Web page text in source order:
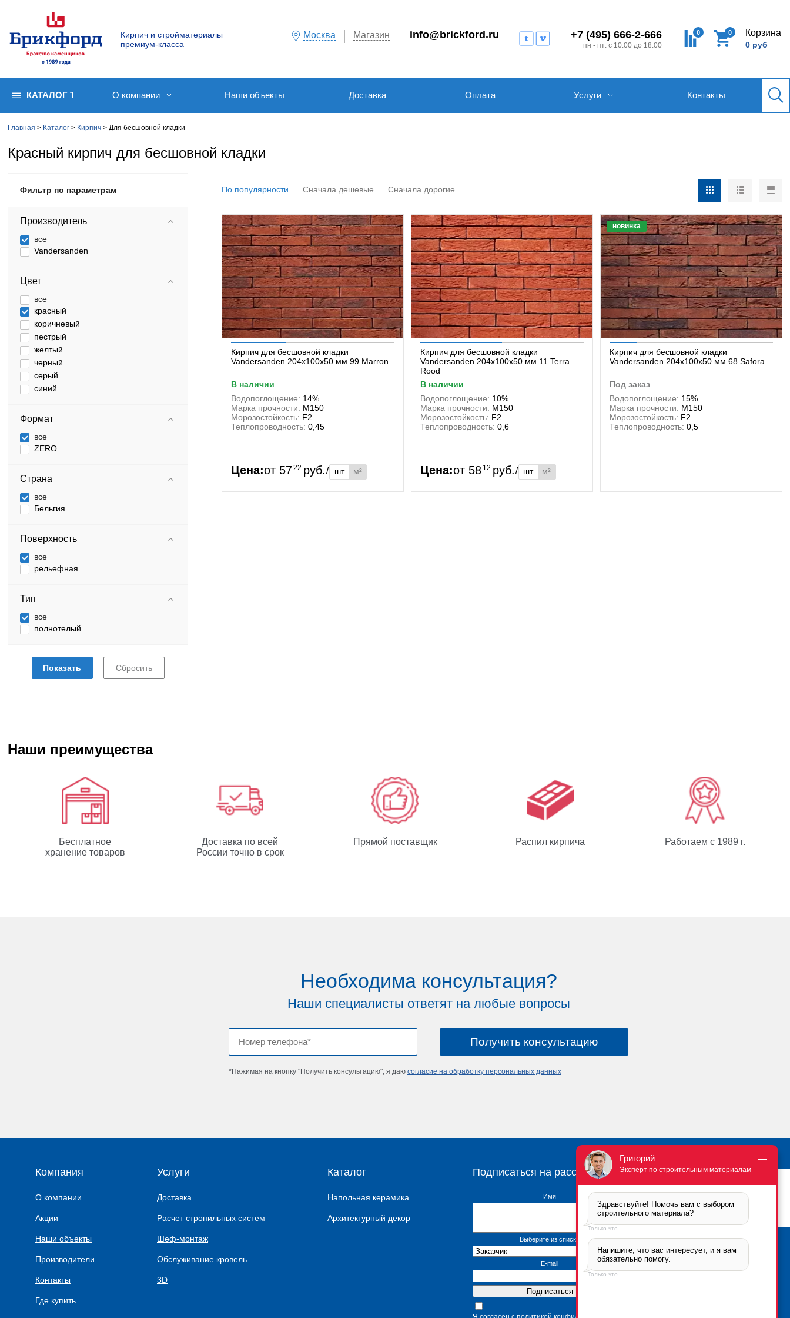
Кирпич и стройматериалы
премиум-класса
Москва Магазин info@brickford.ru +7 (495) 666-2-666
пн - пт: с 10:00 до 18:00
0 0 Корзина
0 руб
КАТАЛОГ ТОВАРОВО компании Наши объекты Доставка Оплата Услуги Контакты
Главная Каталог Кирпич Для бесшовной кладки
Красный кирпич для бесшовной кладки
Фильтр по параметрам
Производитель
все
Vandersanden
Цвет
все
красный
коричневый
пестрый
желтый
черный
серый
синий
Формат
все
ZERO
Страна
все
Бельгия
Поверхность
все
рельефная
Тип
все
полнотелый
По популярности Сначала дешевые Сначала дорогие
Кирпич для бесшовной кладки
Vandersanden 204x100x50 мм 99 Marron
в наличии
Водопоглощение: 14%
Марка прочности: М150
Морозостойкость: F2
Теплопроводность: 0,45
Цена:от 5722руб.
/ шт м²
Кирпич для бесшовной кладки
Vandersanden 204x100x50 мм 11 Terra
Rood
в наличии
Водопоглощение: 10%
Марка прочности: М150
Морозостойкость: F2
Теплопроводность: 0,6
Цена:от 58 12руб.
/ шт м²
новинка
Кирпич для бесшовной кладки
Vandersanden 204x100x50 мм 68 Safora
под заказ
Водопоглощение: 15%
Марка прочности: М150
Морозостойкость: F2
Теплопроводность: 0,5
Наши преимущества
Бесплатное
хранение товаров
Доставка по всей
России точно в срок
Прямой поставщик Распил кирпича Работаем с 1989 г.
Необходима консультация?
Наши специалисты ответят на любые вопросы
*Нажимая на кнопку "Получить консультацию", я даю согласие на обработку персональных данных
Брикфорд Москва
105005
Бауманская, 6с2
Компания
О компании
Акции
Наши объекты
Производители
Контакты
Где купить
Услуги
Доставка
Расчет стропильных систем
Шеф-монтаж
Обслуживание кровель
3D
Каталог
Напольная керамика
Архитектурный декор
Подписаться на рассылку
Имя
Выберите из списка
E-mail
Григорий
Эксперт по строительным материалам
Здравствуйте! Помочь вам с выбором
строительного материала?
Только что
Напишите, что вас интересует, и я вам
обязательно помогу.
Только что